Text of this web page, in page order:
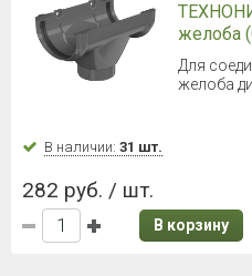
желоба
Для
желоба
В наличии: 31 шт.
282 руб. / шт.
В корзину